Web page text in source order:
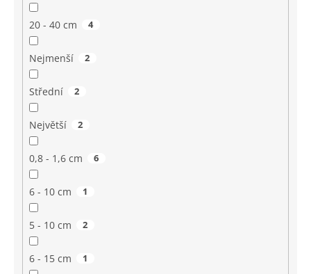
20 - 40 cm 4
Nejmenší 2
Střední 2
Největší 2
0,8 - 1,6 cm 6
6 - 10 cm 1
5 - 10 cm 2
6 - 15 cm 1